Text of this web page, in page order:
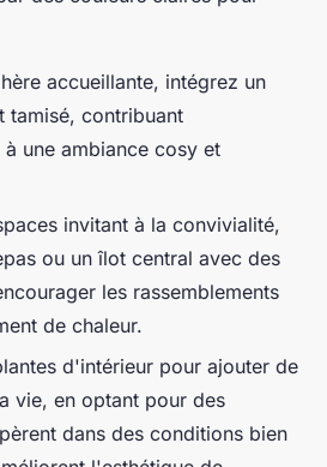
accueillante, intégrez un
tamisé, contribuant
une ambiance cosy et
invitant à la convivialité,
ou un îlot central avec des
les rassemblements
de chaleur.
d'intérieur pour ajouter de
vie, en optant pour des
dans des conditions bien